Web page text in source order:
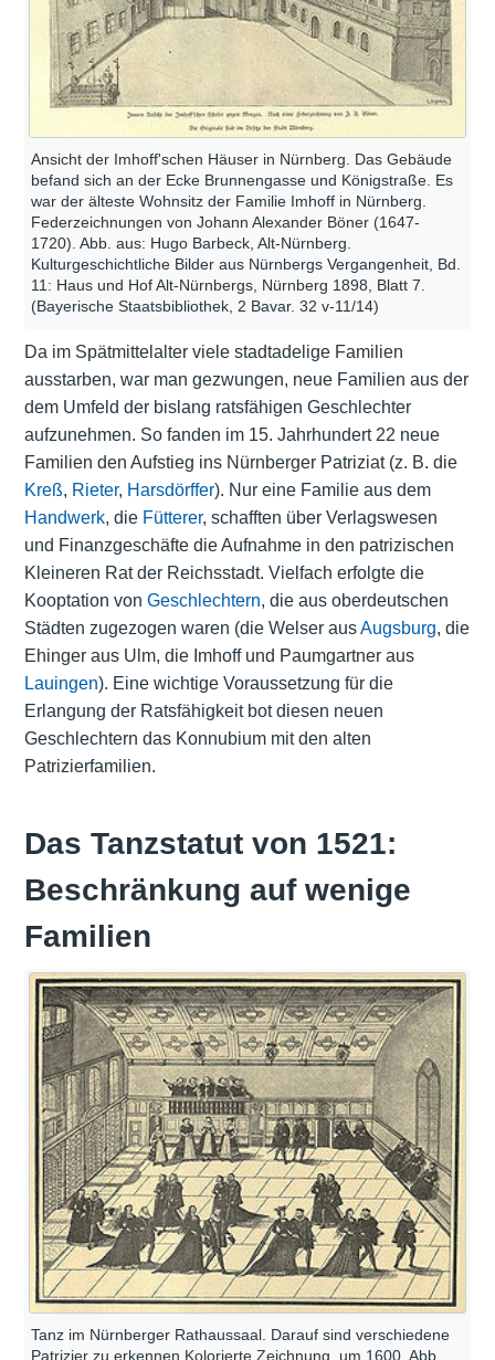
Ansicht der Imhoff'schen Häuser in Nürnberg. Das Gebäude
befand sich an der Ecke Brunnengasse und Königstraße. Es
war der älteste Wohnsitz der Familie Imhoff in Nürnberg.
Federzeichnungen von Johann Alexander Böner (1647-
1720). Abb. aus: Hugo Barbeck, Alt-Nürnberg.
Kulturgeschichtliche Bilder aus Nürnbergs Vergangenheit, Bd.
11: Haus und Hof Alt-Nürnbergs, Nürnberg 1898, Blatt 7.
(Bayerische Staatsbibliothek, 2 Bavar. 32 v-11/14)
Da im Spätmittelalter viele stadtadelige Familien
ausstarben, war man gezwungen, neue Familien aus der
dem Umfeld der bislang ratsfähigen Geschlechter
aufzunehmen. So fanden im 15. Jahrhundert 22 neue
Familien den Aufstieg ins Nürnberger Patriziat (z. B. die
Kreß, Rieter, Harsdörffer). Nur eine Familie aus dem
Handwerk, die Fütterer, schafften über Verlagswesen
und Finanzgeschäfte die Aufnahme in den patrizischen
Kleineren Rat der Reichsstadt. Vielfach erfolgte die
Kooptation von Geschlechtern, die aus oberdeutschen
Städten zugezogen waren (die Welser ausAugsburg, die
Ehinger aus Ulm, die Imhoff und Paumgartner aus
Lauingen). Eine wichtige Voraussetzung für die
Erlangung der Ratsfähigkeit bot diesen neuen
Geschlechtern das Konnubium mit den alten
Patrizierfamilien.
Das Tanzstatut von 1521:
Beschränkung auf wenige
Familien
Tanz im Nürnberger Rathaussaal. Darauf sind verschiedene
Patrizier zu erkennen.Kolorierte Zeichnung, um 1600. Abb.